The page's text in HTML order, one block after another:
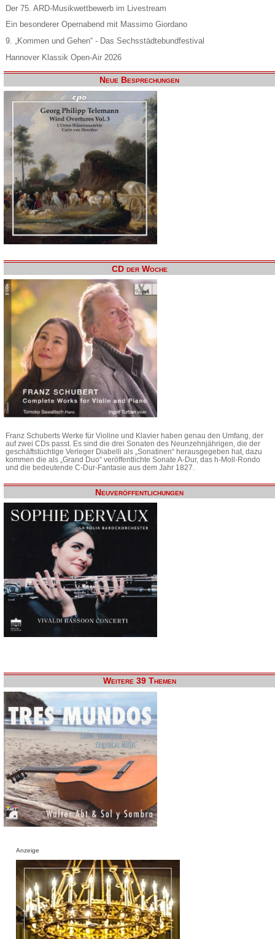
Der 75. ARD-Musikwettbewerb im Livestream
Ein besonderer Opernabend mit Massimo Giordano
9. „Kommen und Gehen“ - Das Sechsstädtebundfestival
Hannover Klassik Open-Air 2026
Neue Besprechungen
CD der Woche
Franz Schuberts Werke für Violine und Klavier haben genau den Umfang, der
auf zwei CDs passt. Es sind die drei Sonaten des Neunzehnjährigen, die der
geschäftstüchtige Verleger Diabelli als „Sonatinen“ herausgegeben hat, dazu
kommen die als „Grand Duo“ veröffentlichte Sonate A-Dur, das h-Moll-Rondo
und die bedeutende C-Dur-Fantasie aus dem Jahr 1827.
Neuveröffentlichungen
Weitere 39 Themen
Anzeige